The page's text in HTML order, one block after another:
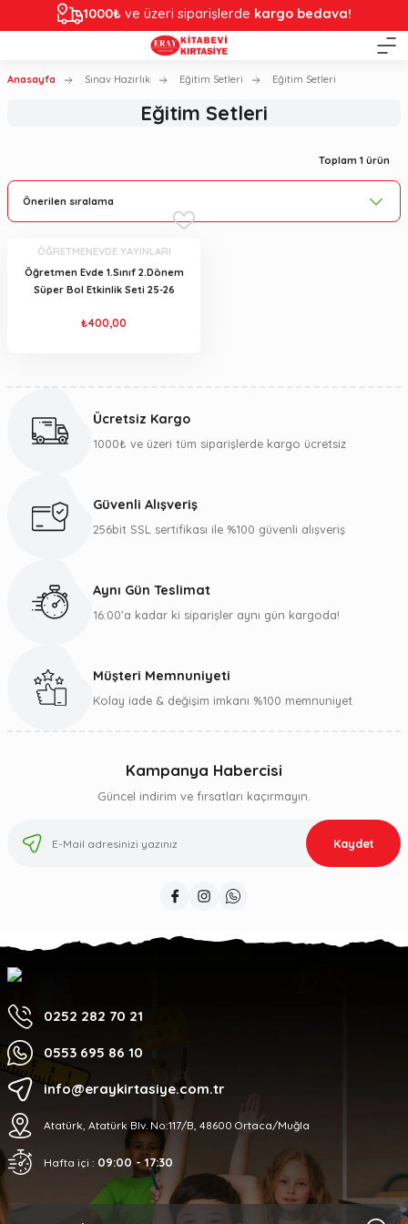
1000₺ ve üzeri siparişlerde kargo bedava!
Anasayfa Sınav Hazırlık Eğitim Setleri Eğitim Setleri
Eğitim Setleri
Toplam 1 ürün
ÖĞRETMENEVDE YAYINLARI
Öğretmen Evde 1.Sınıf 2.Dönem
Süper Bol Etkinlik Seti 25-26
₺400,00
Ücretsiz Kargo
1000₺ ve üzeri tüm siparişlerde kargo ücretsiz
Güvenli Alışveriş
256bit SSL sertifikası ile %100 güvenli alışveriş
Aynı Gün Teslimat
16:00’a kadar ki siparişler aynı gün kargoda!
Müşteri Memnuniyeti
Kolay iade & değişim imkanı %100 memnuniyet
Kampanya Habercisi
Güncel indirim ve fırsatları kaçırmayın.
Kaydet
0252 282 70 21
0553 695 86 10
info@eraykirtasiye.com.tr
Atatürk, Atatürk Blv. No:117/B, 48600 Ortaca/Muğla
Hafta içi : 09:00 - 17:30